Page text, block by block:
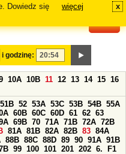
Dowiedz się
więcej x
i godzinę:
10A 10B 11 12 13 14 15 16
51B 52 53A 53C 53B 54B 55A
60B 60C 60D 61 62 63
69B 70 71A 71B 72A 72B
81A 81B 82A 82B 83 84A
88B 88C 88D 89 90 91A 91B
99 100 101 201 202 6.
F1